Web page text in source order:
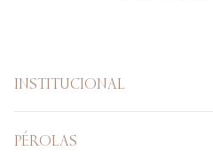
INSTITUCIONAL
PÉROLAS